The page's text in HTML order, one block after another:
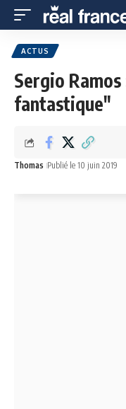
ACTUS
Sergio
fantastique"
Thomas Publié le 10 juin 2019